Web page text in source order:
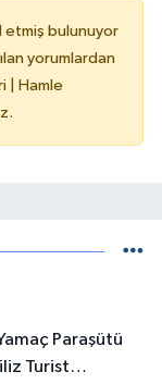
etmiş bulunuyor
yorumlardan
| Hamle
Turist